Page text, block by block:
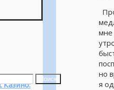
Поиск
мне
но
я
Казино: